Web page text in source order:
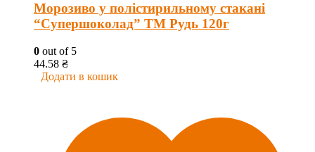
Морозиво у полістирильному стакані
“Супершоколад” ТМ Рудь 120г
0 out of 5
44.58 ₴
Додати в кошик